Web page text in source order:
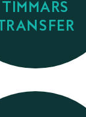
TIMMARS
TRANSFER